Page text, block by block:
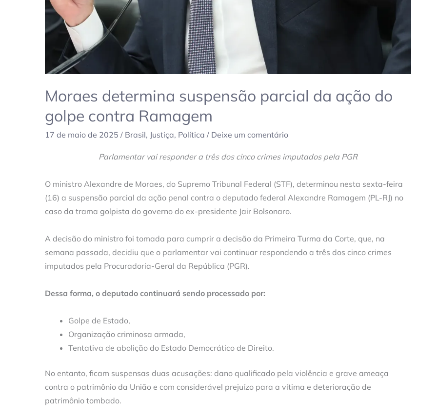
Moraes determina suspensão parcial da ação do
golpe contra Ramagem
17 de maio de 2025 / Brasil, Justiça, Política / Deixe um comentário
Parlamentar vai responder a três dos cinco crimes imputados pela PGR
O ministro Alexandre de Moraes, do Supremo Tribunal Federal (STF), determinou nesta sexta-feira
(16) a suspensão parcial da ação penal contra o deputado federal Alexandre Ramagem (PL-RJ) no
caso da trama golpista do governo do ex-presidente Jair Bolsonaro.
A decisão do ministro foi tomada para cumprir a decisão da Primeira Turma da Corte, que, na
semana passada, decidiu que o parlamentar vai continuar respondendo a três dos cinco crimes
imputados pela Procuradoria-Geral da República (PGR).
Dessa forma, o deputado continuará sendo processado por:
Golpe de Estado,
Organização criminosa armada,
Tentativa de abolição do Estado Democrático de Direito.
No entanto, ficam suspensas duas acusações: dano qualificado pela violência e grave ameaça
contra o patrimônio da União e com considerável prejuízo para a vítima e deterioração de
patrimônio tombado.